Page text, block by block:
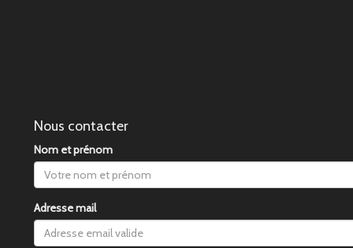
Nous contacter
Nom et prénom
Adresse mail